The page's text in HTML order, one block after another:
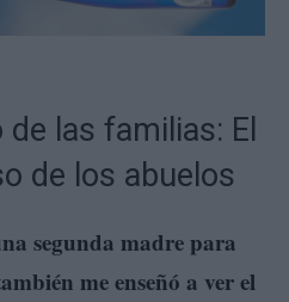
las familias: El
de los abuelos
segunda madre para
me enseñó a ver el